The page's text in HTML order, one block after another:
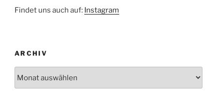
Findet uns auch auf: Instagram
ARCHIV